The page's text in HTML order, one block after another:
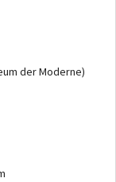
der Moderne)